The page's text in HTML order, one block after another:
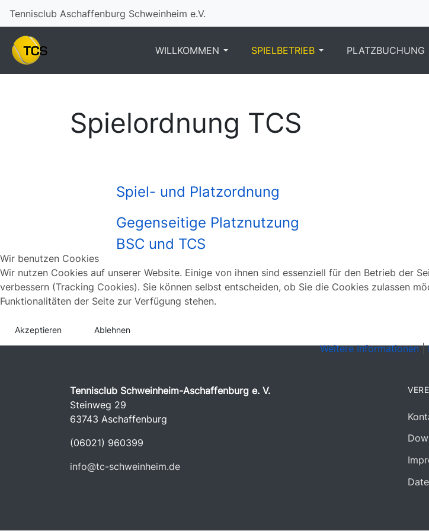
Tennisclub Aschaffenburg Schweinheim e.V.
WILLKOMMEN SPIELBETRIEB PLATZBUCHUNG
Spielordnung TCS
Spiel- und Platzordnung
Gegenseitige Platznutzung
BSC und TCS
Tennisclub Schweinheim-Aschaffenburg e. V.
Steinweg 29
63743 Aschaffenburg
(06021) 960399
info@tc-schweinheim.de
Wir benutzen Cookies
Wir nutzen Cookies auf unserer Website. Einige von ihnen sind essenziell für den Betrieb der
verbessern (Tracking Cookies). Sie können selbst entscheiden, ob Sie die Cookies zulassen
Funktionalitäten der Seite zur Verfügung stehen.
Akzeptieren Ablehnen
Weitere Informationen|